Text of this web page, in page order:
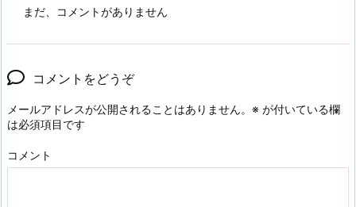
まだ、コメントがありません
コメントをどうぞ
メールアドレスが公開されることはありません。 ※ が付いている欄
は必須項目です
コメント